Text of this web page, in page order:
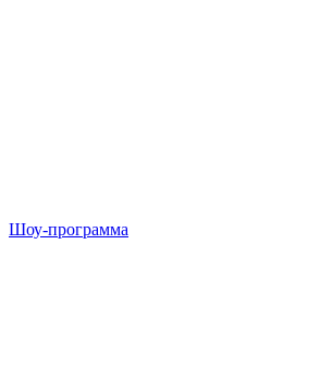
Шоу-программа